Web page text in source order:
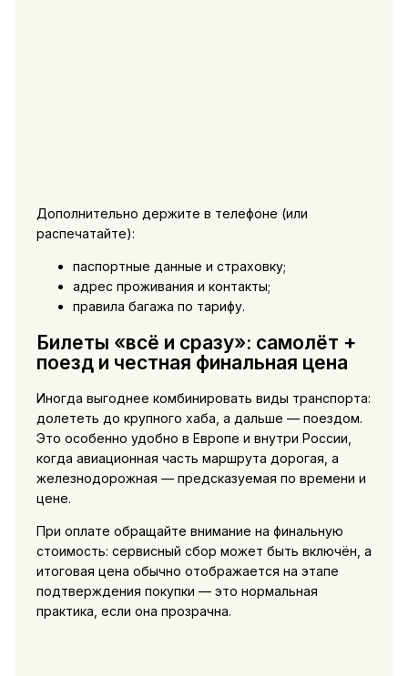
Дополнительно держите в телефоне (или
распечатайте):
паспортные данные и страховку;
адрес проживания и контакты;
правила багажа по тарифу.
Билеты «всё и сразу»: самолёт +
поезд и честная финальная цена
Иногда выгоднее комбинировать виды транспорта:
долететь до крупного хаба, а дальше — поездом.
Это особенно удобно в Европе и внутри России,
когда авиационная часть маршрута дорогая, а
железнодорожная — предсказуемая по времени и
цене.
При оплате обращайте внимание на финальную
стоимость: сервисный сбор может быть включён, а
итоговая цена обычно отображается на этапе
подтверждения покупки — это нормальная
практика, если она прозрачна.